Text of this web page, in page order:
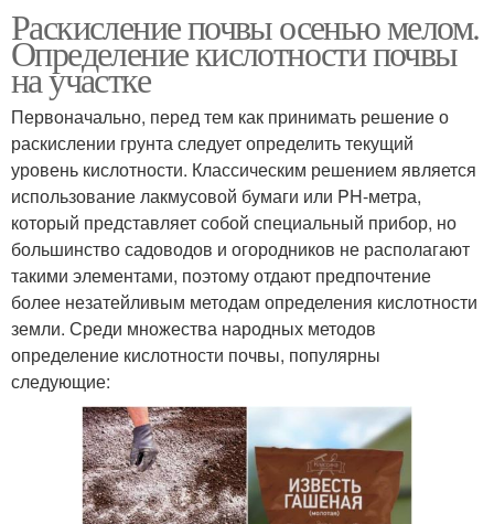
Раскисление почвы осенью мелом.
Определение кислотности почвы
на участке
Первоначально, перед тем как принимать решение о
раскислении грунта следует определить текущий
уровень кислотности. Классическим решением является
использование лакмусовой бумаги или PH-метра,
который представляет собой специальный прибор, но
большинство садоводов и огородников не располагают
такими элементами, поэтому отдают предпочтение
более незатейливым методам определения кислотности
земли. Среди множества народных методов
определение кислотности почвы, популярны
следующие: